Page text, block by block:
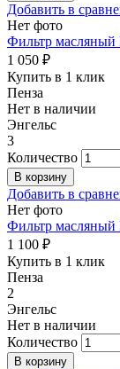
Добавить в
Нет фото
Фильтр
1 050 ₽
Купить в 1 клик
Пенза
Нет в наличии
Энгельс
3
Количество
Добавить в
Нет фото
Фильтр масляный
1 100 ₽
Купить в 1 клик
Пенза
2
Энгельс
Нет в наличии
Количество